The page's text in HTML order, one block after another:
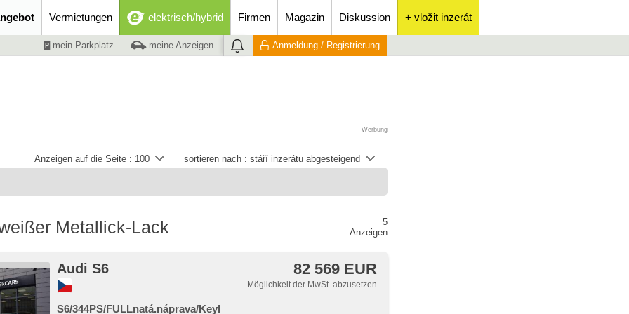
Vermietungen elektrisch/hybrid Firmen Magazin Diskussion + vložit inzerát
mein Parkplatz meine Anzeigen Anmeldung / Registrierung
Werbung
sortieren nach : stáří inzerátu abgesteigend
Anzeigen auf die Seite : 100
Metallick-Lack
5
Anzeigen
Audi S6 82 569 EUR
Möglichkeit der MwSt. abzusetzen
S6/344PS/FULLnatá.náprava/Keyl